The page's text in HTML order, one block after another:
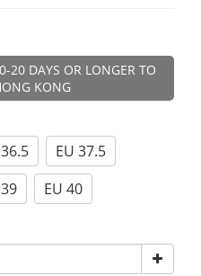
20 DAYS OR LONGER TO
KONG
EU 37.5
EU 40